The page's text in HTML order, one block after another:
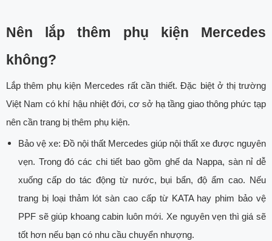
Nên lắp thêm phụ kiện Mercedes
không?
Lắp thêm phụ kiện Mercedes rất cần thiết. Đặc biệt ở thị trường
Việt Nam có khí hậu nhiệt đới, cơ sở hạ tầng giao thông phức tạp
nên cần trang bị thêm phụ kiện.
Bảo vệ xe: Đồ nội thất Mercedes giúp nội thất xe được nguyên
vẹn. Trong đó các chi tiết bao gồm ghế da Nappa, sàn nỉ dễ
xuống cấp do tác động từ nước, bụi bẩn, độ ẩm cao. Nếu
trang bị loại thảm lót sàn cao cấp từ KATA hay phim bảo vệ
PPF sẽ giúp khoang cabin luôn mới. Xe nguyên vẹn thì giá sẽ
tốt hơn nếu bạn có nhu cầu chuyển nhượng.